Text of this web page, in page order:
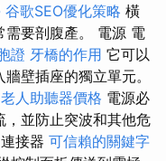
谷歌SEO優化策略 橫
需要剖腹產。 電源 電
證 牙橋的作用 它可以
壁插座的獨立單元。
老人助聽器價格 電源必
，並防止突波和其他危
接器 可信賴的關鍵字